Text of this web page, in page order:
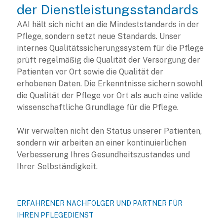
der Dienstleistungsstandards
AAI hält sich nicht an die Mindeststandards in der
Pflege, sondern setzt neue Standards. Unser
internes Qualitätssicherungssystem für die Pflege
prüft regelmäßig die Qualität der Versorgung der
Patienten vor Ort sowie die Qualität der
erhobenen Daten. Die Erkenntnisse sichern sowohl
die Qualität der Pflege vor Ort als auch eine valide
wissenschaftliche Grundlage für die Pflege.
Wir verwalten nicht den Status unserer Patienten,
sondern wir arbeiten an einer kontinuierlichen
Verbesserung Ihres Gesundheitszustandes und
Ihrer Selbständigkeit.
ERFAHRENER NACHFOLGER UND PARTNER FÜR
IHREN PFLEGEDIENST